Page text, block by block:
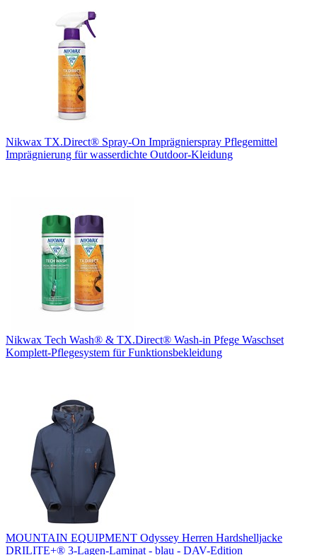
Nikwax TX.Direct® Spray-On Imprägnierspray Pflegemittel
Imprägnierung für wasserdichte Outdoor-Kleidung
Nikwax Tech Wash® & TX.Direct® Wash-in Pfege Waschset
Komplett-Pflegesystem für Funktionsbekleidung
MOUNTAIN EQUIPMENT Odyssey Herren Hardshelljacke
DRILITE+® 3-Lagen-Laminat - blau - DAV-Edition